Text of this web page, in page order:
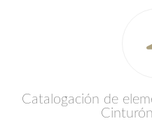
Catalogación de